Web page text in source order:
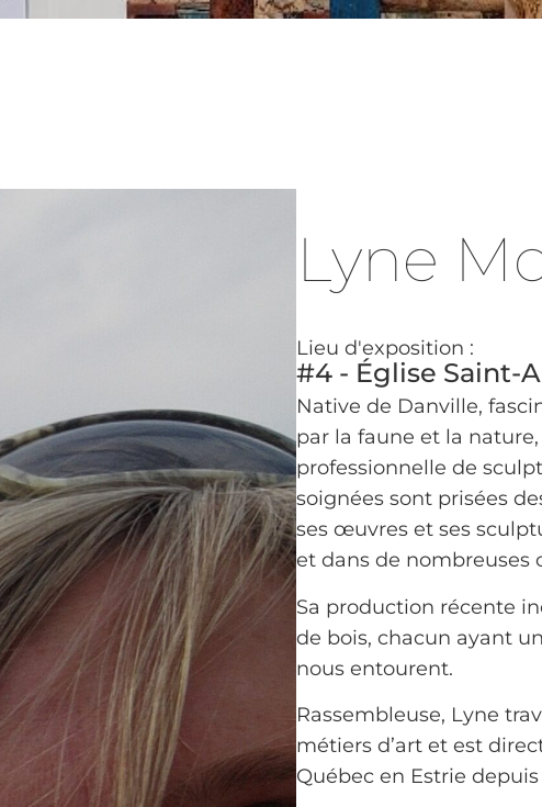
Lyne
Lieu d'exposition :
#4 - Église Saint-
Native de Danville,
par la faune et la
professionnelle de
soignées sont prisées
ses œuvres et ses
et dans de nombreuses
Sa production récente
de bois, chacun ayant
nous entourent.
Rassembleuse, Lyne
métiers d’art et est
Québec en Estrie depuis